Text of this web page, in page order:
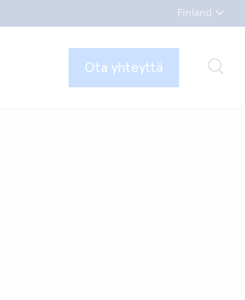
Finland
Ota yhteyttä